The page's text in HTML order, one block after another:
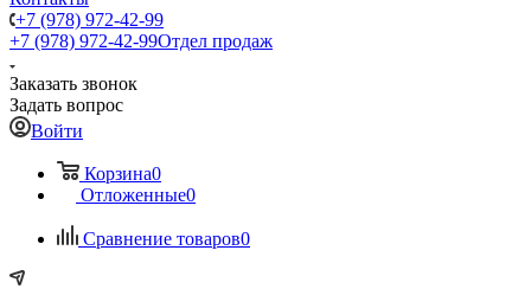
+7 (978) 972-42-99
+7 (978) 972-42-99Отдел продаж
Заказать звонок
Задать вопрос
Войти
Корзина0
Отложенные0
Сравнение товаров0